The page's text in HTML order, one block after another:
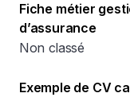
Fiche métier
d’assurance
Non classé
Exemple de CV